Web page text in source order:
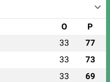
O P
33 77
33 73
33 69